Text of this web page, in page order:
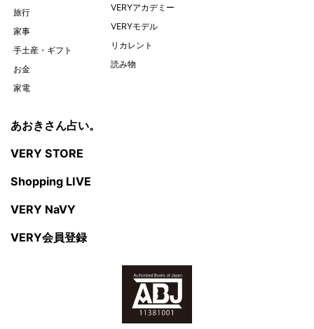
旅行
家事
手土産・ギフト
お金
家電
VERYアカデミー
VERYモデル
リカレント
読み物
あおきさん占い。
VERY STORE
Shopping LIVE
VERY NaVY
VERY会員登録